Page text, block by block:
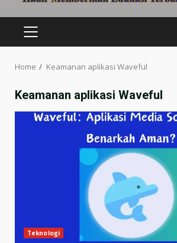
PRIMARY
Home Keamanan aplikasi Waveful
Keamanan aplikasi Waveful
Teknologi